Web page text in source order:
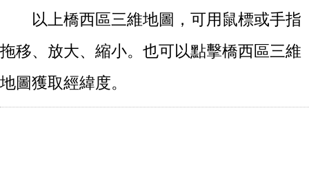
以上橋西區三維地圖，可用鼠標或手指
拖移、放大、縮小。也可以點擊橋西區三維
地圖獲取經緯度。